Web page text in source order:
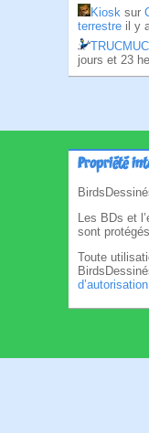
Kiosk sur
terrestre il y
jours et 23
Propriété
Les BDs et
sont
Toute
d’autorisation